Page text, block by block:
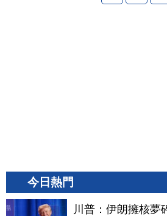
今日熱門
川普：伊朗擁核夢